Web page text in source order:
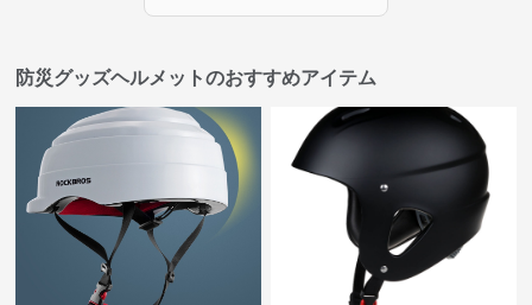
防災グッズヘルメットのおすすめアイテム